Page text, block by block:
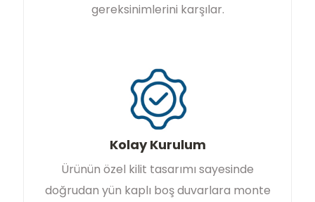
gereksinimlerini karşılar.
Kolay Kurulum
Ürünün özel kilit tasarımı sayesinde
doğrudan yün kaplı boş duvarlara monte